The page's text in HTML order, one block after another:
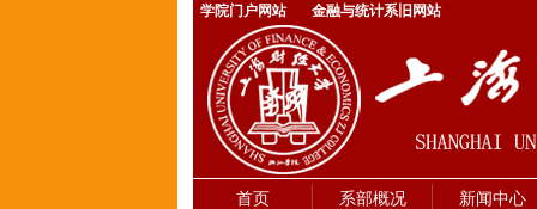
学院门户网站 金融与统计系旧网站
首页 系部概况 新闻中心